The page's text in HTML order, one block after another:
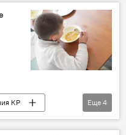
КР
соглашение
Еще 4